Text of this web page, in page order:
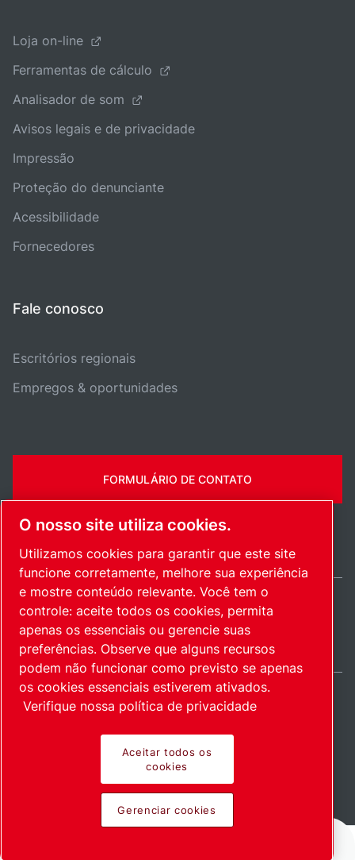
Loja on-line
Ferramentas de cálculo
Analisador de som
Avisos legais e de privacidade
Impressão
Proteção do denunciante
Acessibilidade
Fornecedores
Fale conosco
Escritórios regionais
Empregos & oportunidades
FORMULÁRIO DE CONTATO
Mapa do siteGerenciar cookies© 2026 Direitos autorais.
Brazil / PT
Produtos inovadores.
Empregados com
entusiasmo.
O nosso site utiliza cookies.
Utilizamos cookies para garantir que este site
funcione corretamente, melhore sua experiência
e mostre conteúdo relevante. Você tem o
controle: aceite todos os cookies, permita
apenas os essenciais ou gerencie suas
preferências. Observe que alguns recursos
podem não funcionar como previsto se apenas
os cookies essenciais estiverem ativados.
Verifique nossa política de privacidade
Aceitar todos os
cookies
Gerenciar cookies